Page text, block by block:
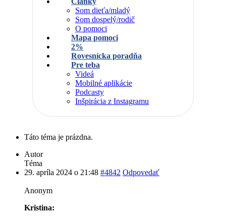
Som dieťa/mladý
Som dospelý/rodič
O pomoci
Mapa pomoci
2%
Rovesnícka poradňa
Pre teba
Videá
Mobilné aplikácie
Podcasty
Inšpirácia z Instagramu
Táto téma je prázdna.
Autor
Téma
29. apríla 2024 o 21:48 #4842 Odpovedať
Anonym
Kristina: